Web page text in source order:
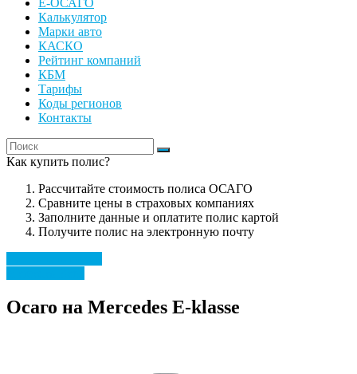
Е-ОСАГО
Калькулятор
Марки авто
КАСКО
Рейтинг компаний
КБМ
Тарифы
Коды регионов
Контакты
Как купить полис?
Рассчитайте стоимость полиса ОСАГО
Сравните цены в страховых компаниях
Заполните данные и оплатите полис картой
Получите полис на электронную почту
Осаго на Mercedes E-klasse